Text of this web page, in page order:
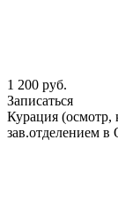
1 200 руб.
Записаться
Курация (осмотр,
зав.отделением